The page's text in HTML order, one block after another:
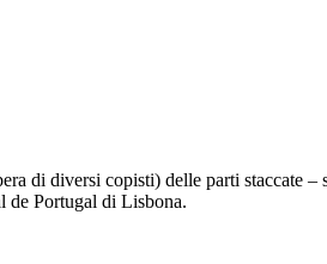
di diversi copisti) delle parti staccate
de Portugal di Lisbona.